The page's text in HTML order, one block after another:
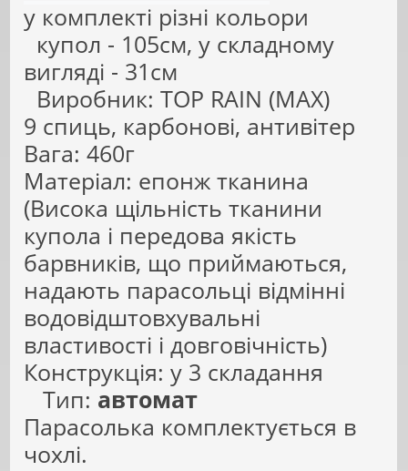
у комплекті різні кольори
купол - 105см, у складному
вигляді - 31см
Виробник: TOP RAIN (MAX)
9 спиць, карбонові, антивітер
Вага: 460г
Матеріал: епонж тканина
(Висока щільність тканини
купола і передова якість
барвників, що приймаються,
надають парасольці відмінні
водовідштовхувальні
властивості і довговічність)
Конструкція: у 3 складання
Тип: автомат
Парасолька комплектується в
чохлі.